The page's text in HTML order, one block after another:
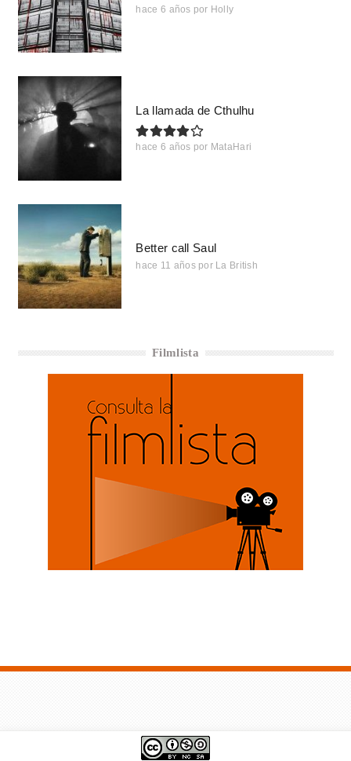
hace 6 años por Holly
La llamada de Cthulhu
hace 6 años por MataHari
Better call Saul
hace 11 años por La British
Filmlista